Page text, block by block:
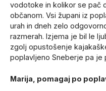
vodotoke in kolikor se pač
občanom. Vsi župani iz
urah in dneh zelo
razmerah. Izjema je bil le
zgolj opustošenje
poplavljeno Sneberje pa je
Marija, pomagaj po